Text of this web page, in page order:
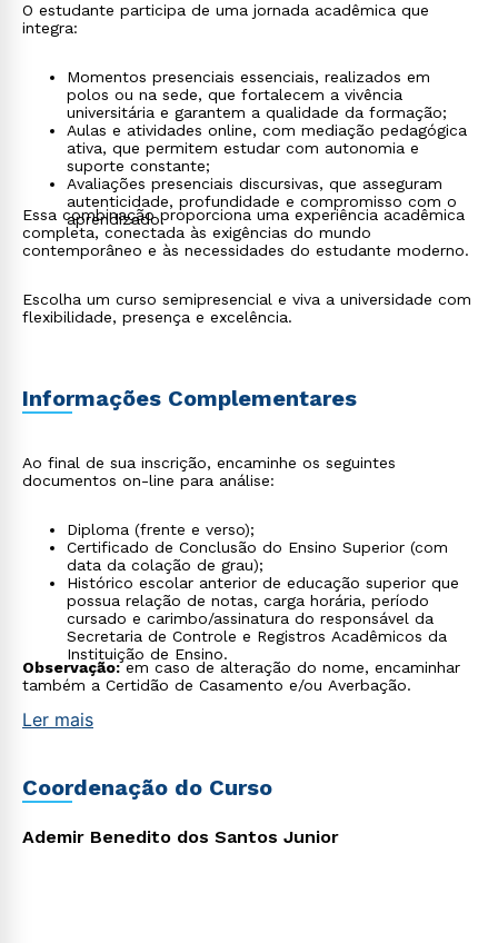
O estudante participa de uma jornada acadêmica que
integra:
Momentos presenciais essenciais, realizados em
polos ou na sede, que fortalecem a vivência
universitária e garantem a qualidade da formação;
Aulas e atividades online, com mediação pedagógica
ativa, que permitem estudar com autonomia e
suporte constante;
Avaliações presenciais discursivas, que asseguram
autenticidade, profundidade e compromisso com o
aprendizado.
Essa combinação proporciona uma experiência acadêmica
completa, conectada às exigências do mundo
contemporâneo e às necessidades do estudante moderno.
Escolha um curso semipresencial e viva a universidade com
flexibilidade, presença e excelência.
Informações Complementares
Ao final de sua inscrição, encaminhe os seguintes
documentos on-line para análise:
Diploma (frente e verso);
Certificado de Conclusão do Ensino Superior (com
data da colação de grau);
Histórico escolar anterior de educação superior que
possua relação de notas, carga horária, período
cursado e carimbo/assinatura do responsável da
Secretaria de Controle e Registros Acadêmicos da
Instituição de Ensino.
Observação:em caso de alteração do nome, encaminhar
também a Certidão de Casamento e/ou Averbação.
Ler mais
Coordenação do Curso
Ademir Benedito dos Santos Junior